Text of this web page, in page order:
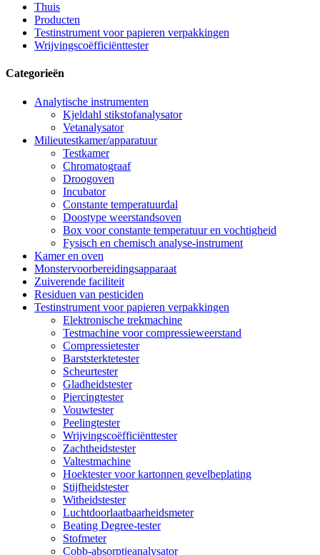
Thuis
Producten
Testinstrument voor papieren verpakkingen
Wrijvingscoëfficiënttester
Categorieën
Analytische instrumenten
Kjeldahl stikstofanalysator
Vetanalysator
Milieutestkamer/apparatuur
Testkamer
Chromatograaf
Droogoven
Incubator
Constante temperatuurdal
Doostype weerstandsoven
Box voor constante temperatuur en vochtigheid
Fysisch en chemisch analyse-instrument
Kamer en oven
Monstervoorbereidingsapparaat
Zuiverende faciliteit
Residuen van pesticiden
Testinstrument voor papieren verpakkingen
Elektronische trekmachine
Testmachine voor compressieweerstand
Compressietester
Barststerktetester
Scheurtester
Gladheidstester
Piercingtester
Vouwtester
Peelingtester
Wrijvingscoëfficiënttester
Zachtheidstester
Valtestmachine
Hoektester voor kartonnen gevelbeplating
Stijfheidstester
Witheidstester
Luchtdoorlaatbaarheidsmeter
Beating Degree-tester
Stofmeter
Cobb-absorptieanalysator